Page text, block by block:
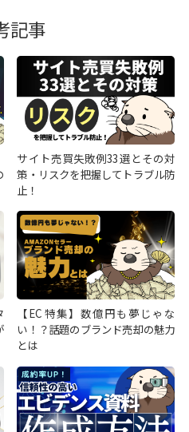
記事
サイト売買失敗例33選とその対
策・リスクを把握してトラブル防
止！
【EC特集】数億円も夢じゃな
い！？話題のブランド売却の魅力
とは